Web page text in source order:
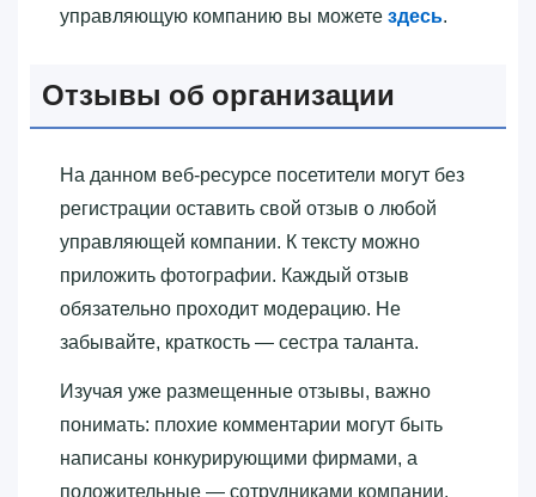
управляющую компанию вы можете здесь.
Отзывы об организации
На данном веб-ресурсе посетители могут без
регистрации оставить свой отзыв о любой
управляющей компании. К тексту можно
приложить фотографии. Каждый отзыв
обязательно проходит модерацию. Не
забывайте, краткость — сестра таланта.
Изучая уже размещенные отзывы, важно
понимать: плохие комментарии могут быть
написаны конкурирующими фирмами, а
положительные — сотрудниками компании.